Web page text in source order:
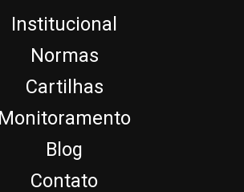
Institucional
Normas
Cartilhas
Monitoramento
Blog
Contato